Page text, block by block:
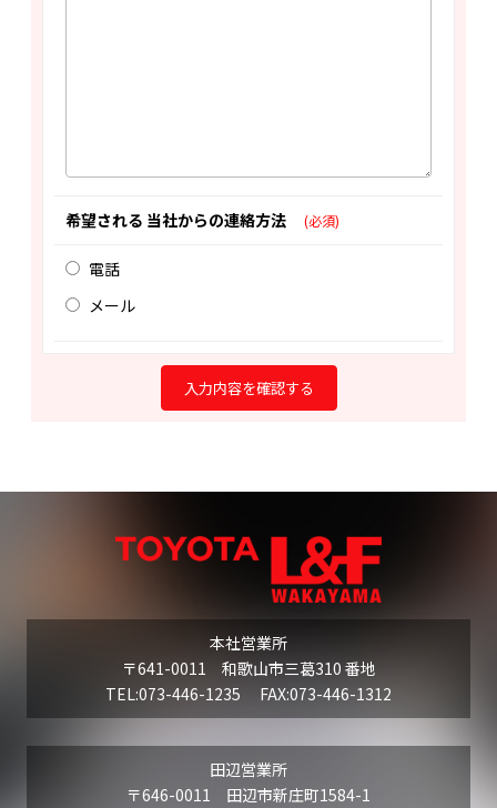
希望される 当社からの連絡方法 (必須)
電話
メール
本社営業所
〒641-0011 和歌山市三葛310 番地
TEL:073-446-1235 FAX:073-446-1312
田辺営業所
〒646-0011 田辺市新庄町1584-1